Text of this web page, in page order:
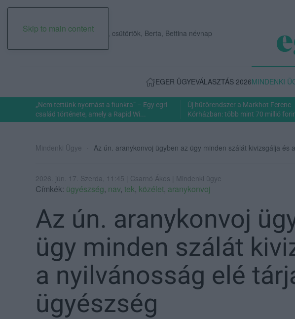
Skip to main content
2026. augusztus 06., csütörtök, Berta, Bettina névnap
EGER ÜGYEVÁLASZTÁS 2026MINDENKI
„Nem tettünk nyomást a fiunkra” – Egy egri
család története, amely a Rapid Wi...
Új hűtőrendszer a Markhot Ferenc
Kórházban: több mint 70 millió
Mindenki Ügye Az ún. aranykonvoj ügyben az ügy minden szálát kivizsgálja és
2026. jún. 17. Szerda, 11:45 | Csarnó Ákos | Mindenki ügye
Címkék: ügyészség, nav, tek, közélet, aranykonvoj
Az ún. aranykonvoj
ügy minden szálát
a nyilvánosság elé
ügyészség